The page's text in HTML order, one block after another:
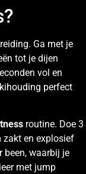
Ga met je
tot je dijen
vol en
perfect
routine. Doe 3
zakt en explosief
been, waarbij je
met jump